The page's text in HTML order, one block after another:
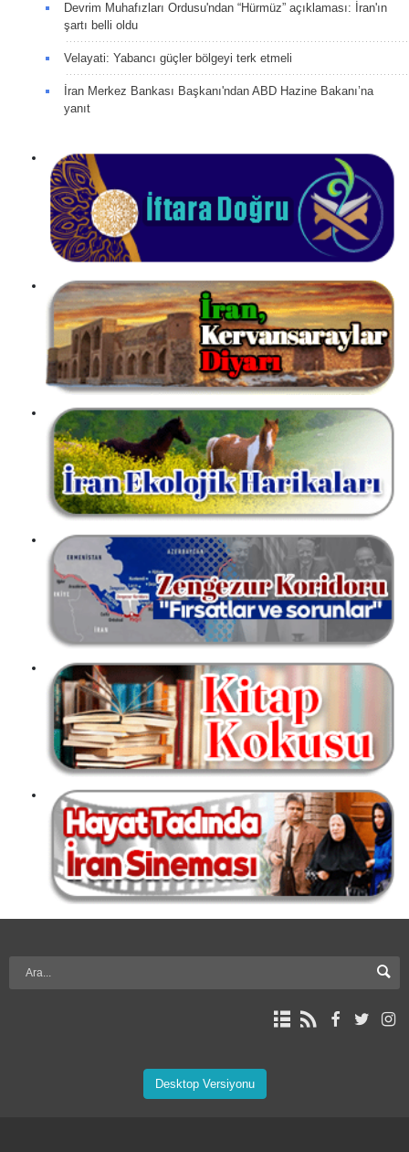
Devrim Muhafızları Ordusu'ndan “Hürmüz” açıklaması: İran'ın
şartı belli oldu
Velayati: Yabancı güçler bölgeyi terk etmeli
İran Merkez Bankası Başkanı'ndan ABD Hazine Bakanı’na
yanıt
Desktop Versiyonu